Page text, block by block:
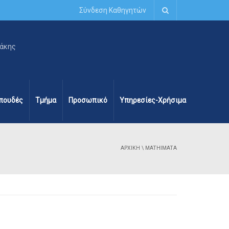
Σύνδεση Καθηγητών
Τμήμα Προσωπικό Υπηρεσίες-Χρήσιμα
ΑΡΧΙΚΉ \ MATHIMATA